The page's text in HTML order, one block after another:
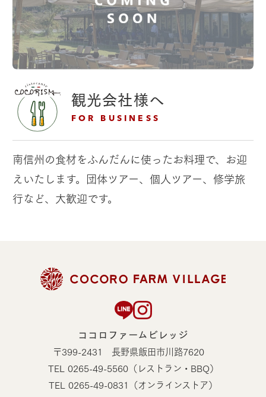
観光会社様へ
FOR BUSINESS
南信州の食材をふんだんに使ったお料理で、お迎
えいたします。 団体ツアー、個人ツアー、修学旅
行など、大歓迎です。
ココロファームビレッジ
〒399-2431 長野県飯田市川路7620
TEL 0265-49-5560（レストラン・BBQ）
TEL 0265-49-0831（オンラインストア）